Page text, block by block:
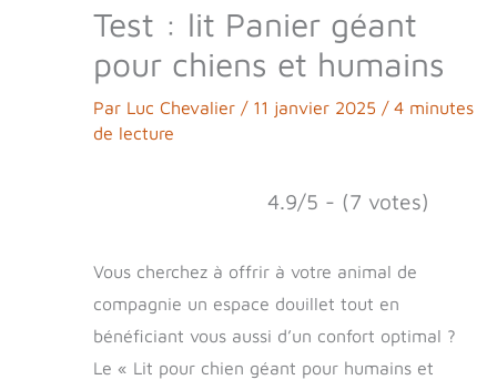
Test : lit Panier géant
pour chiens et humains
Par Luc Chevalier / 11 janvier 2025 / 4 minutes
de lecture
4.9/5 - (7 votes)
Vous cherchez à offrir à votre animal de
compagnie un espace douillet tout en
bénéficiant vous aussi d’un confort optimal ?
Le « Lit pour chien géant pour humains et